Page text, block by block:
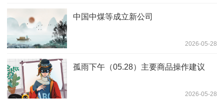
中国中煤等成立新公司
2026-05-28
孤雨下午（05.28）主要商品操作建议
2026-05-28